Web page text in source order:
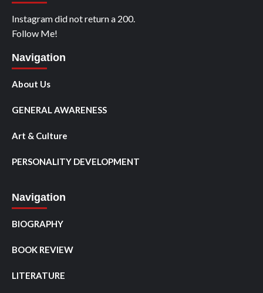
Instagram did not return a 200.
Follow Me!
Navigation
About Us
GENERAL AWARENESS
Art & Culture
PERSONALITY DEVELOPMENT
Navigation
BIOGRAPHY
BOOK REVIEW
LITERATURE